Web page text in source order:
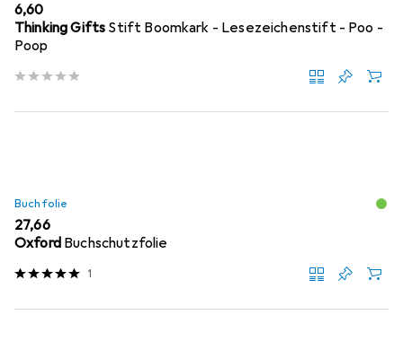
EUR
6,60
Thinking Gifts Stift Boomkark - Lesezeichenstift - Poo -
Poop
Buchfolie
EUR
27,66
Oxford Buchschutzfolie
1